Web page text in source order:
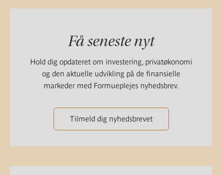
Få seneste nyt
Hold dig opdateret om investering, privatøkonomi
og den aktuelle udvikling på de finansielle
markeder med Formueplejes nyhedsbrev.
Tilmeld dig nyhedsbrevet